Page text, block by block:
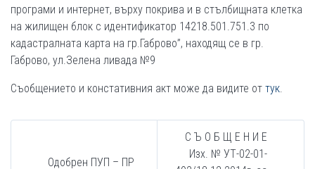
програми и интернет, върху покрива и в стълбищната клетка
на жилищен блок с идентификатор 14218.501.751.3 по
кадастралната карта на гр.Габрово”, находящ се в гр.
Габрово, ул.Зелена ливада №9
Съобщението и констативния акт може да видите от тук.
Одобрен ПУП – ПР
С Ъ О Б Щ Е Н И Е
Изх. № УТ-02-01-